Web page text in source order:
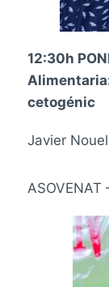
12:30h
cetogénic
Javier
ASOVENAT